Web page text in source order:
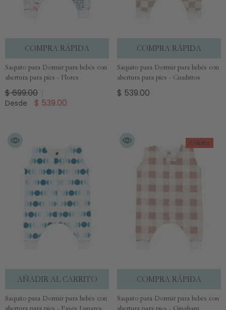
COMPRA RÁPIDA
Saquito para Dormir para bebés con
abertura para pies - Flores
$ 699.00
Desde $ 539.00
COMPRA RÁPIDA
Saquito para Dormir para bebés con
abertura para pies - Cuadritos
$ 539.00
AÑADIR AL CARRITO
Saquito para Dormir para bebés con
Oferta
COMPRA RÁPIDA
Saquito para Dormir para bebés con